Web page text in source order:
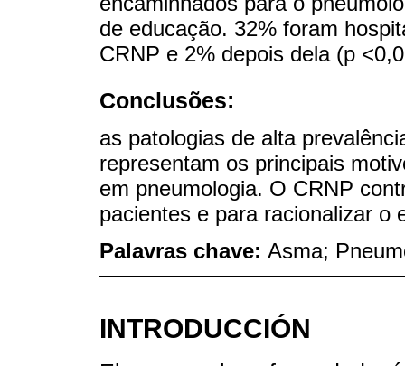
de educação. 32% foram
CRNP e 2% depois dela (p
Conclusões:
as patologias de alta
representam os principais
em pneumologia. O CRNP
pacientes e para racionalizar o
Palavras chave: Asma;
INTRODUCCIÓN